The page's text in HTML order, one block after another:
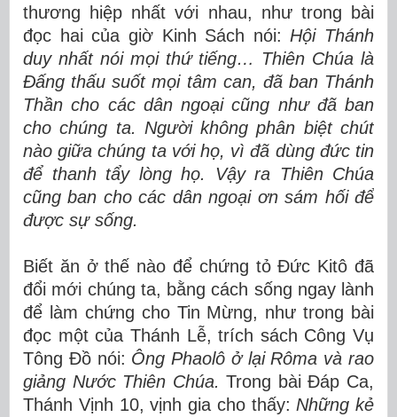
thương hiệp nhất với nhau, như trong bài
đọc hai của giờ Kinh Sách nói: Hội Thánh
duy nhất nói mọi thứ tiếng… Thiên Chúa là
Đấng thấu suốt mọi tâm can, đã ban Thánh
Thần cho các dân ngoại cũng như đã ban
cho chúng ta. Người không phân biệt chút
nào giữa chúng ta với họ, vì đã dùng đức tin
để thanh tẩy lòng họ. Vậy ra Thiên Chúa
cũng ban cho các dân ngoại ơn sám hối để
được sự sống.
Biết ăn ở thế nào để chứng tỏ Đức Kitô đã
đổi mới chúng ta, bằng cách sống ngay lành
để làm chứng cho Tin Mừng, như trong bài
đọc một của Thánh Lễ, trích sách Công Vụ
Tông Đồ nói: Ông Phaolô ở lại Rôma và rao
giảng Nước Thiên Chúa.Trong bài Đáp Ca,
Thánh Vịnh 10, vịnh gia cho thấy: Những kẻ